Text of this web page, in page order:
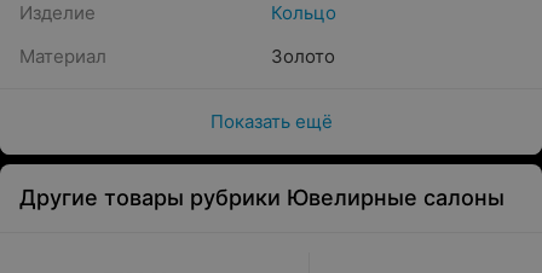
Изделие
Кольцо
Материал
Золото
Показать ещё
Другие товары рубрики Ювелирные салоны